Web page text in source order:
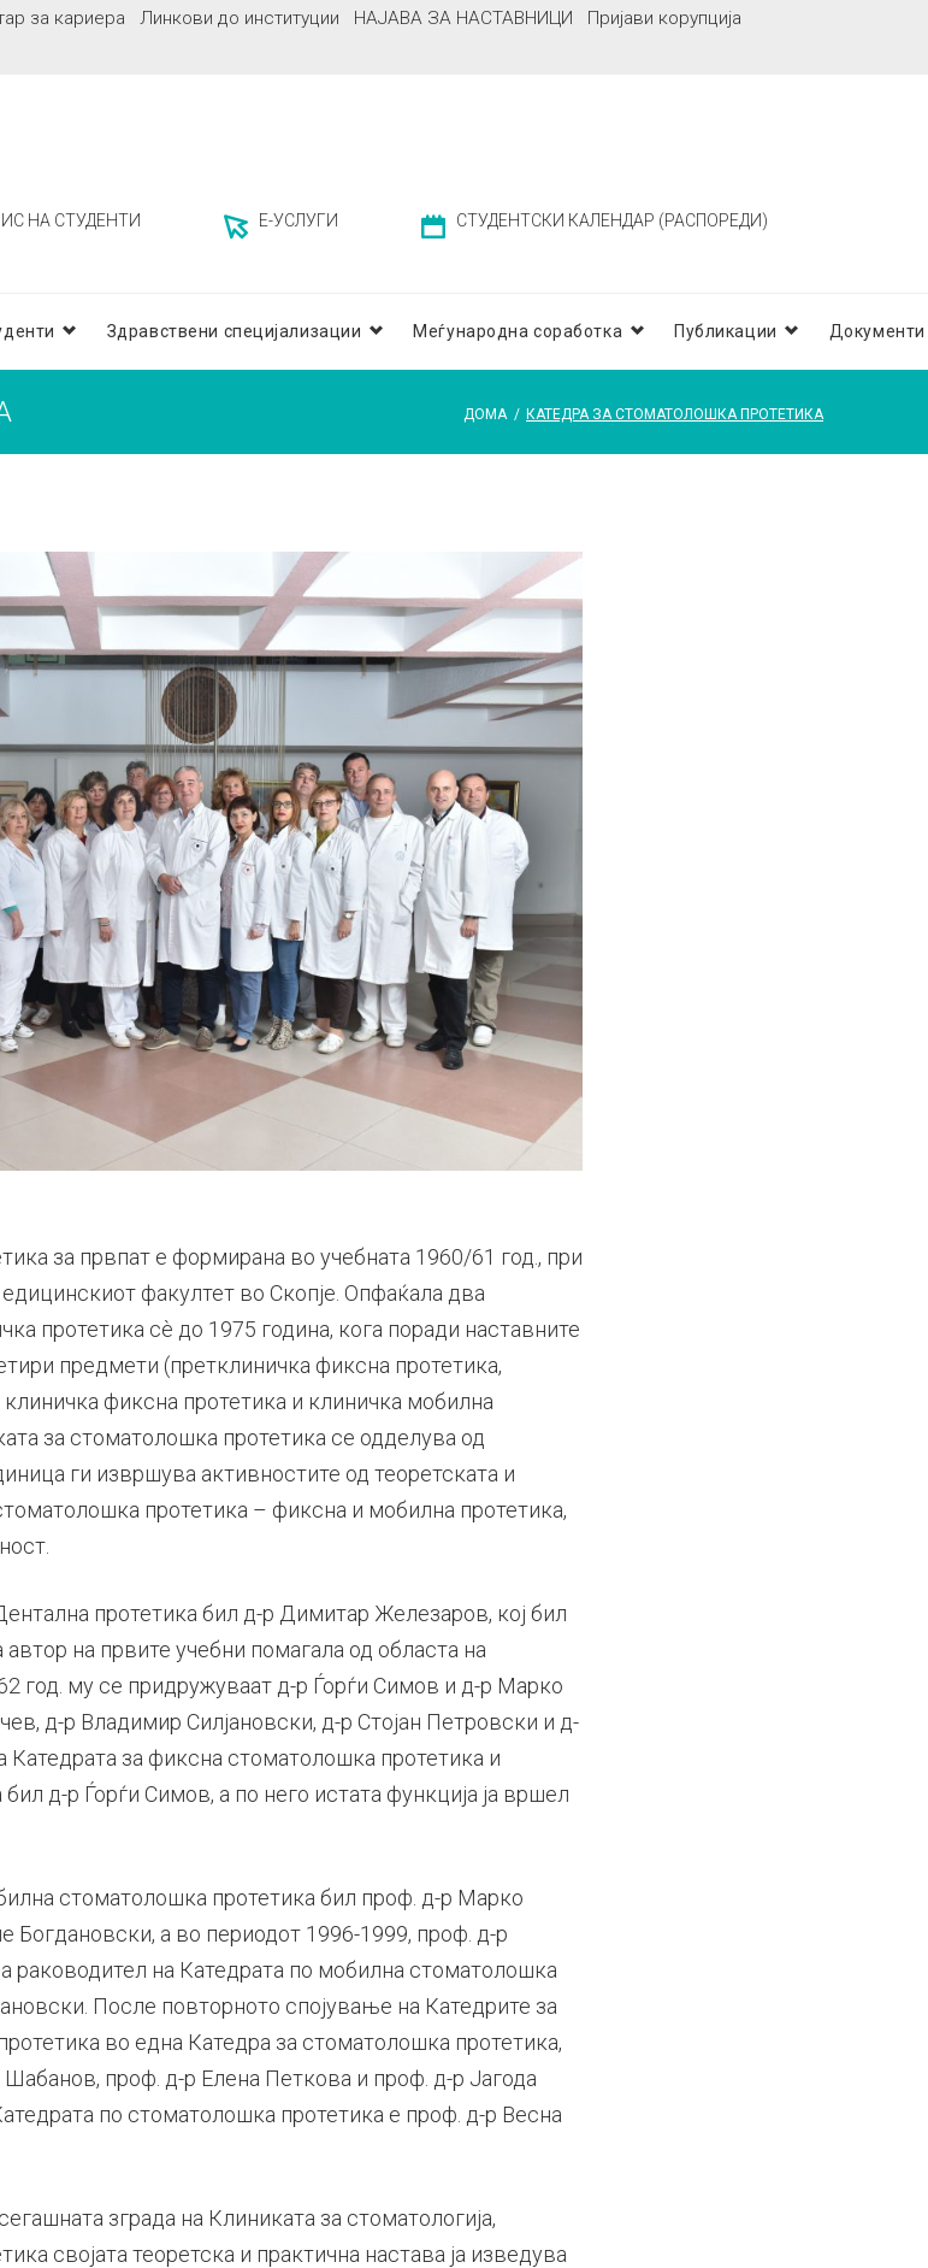
за кариера Линкови до институции НАЈАВА ЗА НАСТАВНИЦИ Пријави корупција
НА СТУДЕНТИ Е-УСЛУГИ СТУДЕНТСКИ КАЛЕНДАР (РАСПОРЕДИ)
Здравствени специјализации Меѓународна соработка Публикации Документи
ДОМА / КАТЕДРА ЗА СТОМАТОЛОШКА ПРОТЕТИКА
за првпат е формирана во учебната 1960/61 год., при
факултет во Скопје. Опфаќала два
протетика сѐ до 1975 година, кога поради наставните
предмети (претклиничка фиксна протетика,
фиксна протетика и клиничка мобилна
за стоматолошка протетика се одделува од
ги извршува активностите од теоретската и
протетика – фиксна и мобилна протетика,
протетика бил д-р Димитар Железаров, кој бил
на првите учебни помагала од областа на
год. му се придружуваат д-р Ѓорѓи Симов и д-р Марко
д-р Владимир Силјановски, д-р Стојан Петровски и д-
Катедрата за фиксна стоматолошка протетика и
д-р Ѓорѓи Симов, а по него истата функција ја вршел
стоматолошка протетика бил проф. д-р Марко
Богдановски, а во периодот 1996-1999, проф. д-р
раководител на Катедрата по мобилна стоматолошка
После повторното спојување на Катедрите за
во една Катедра за стоматолошка протетика,
проф. д-р Елена Петкова и проф. д-р Јагода
по стоматолошка протетика е проф. д-р Весна
зграда на Клиниката за стоматологија,
својата теоретска и практична настава ја изведува